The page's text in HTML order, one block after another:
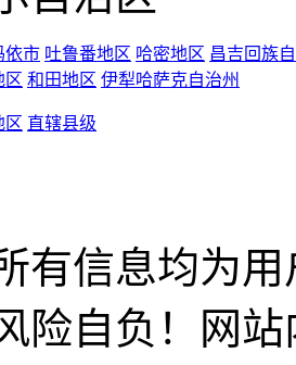
依市 吐鲁番地区 哈密地区 昌吉回族
区 和田地区 伊犁哈萨克自治州
区 直辖县级
有信息均为
险自负！网